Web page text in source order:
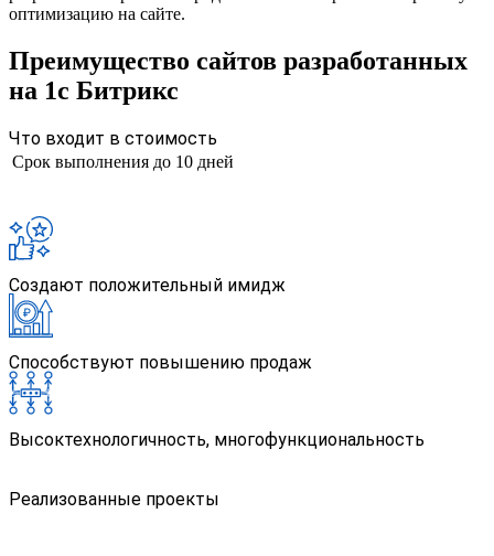
оптимизацию на сайте.
Преимущество сайтов разработанных
на 1с Битрикс
Что входит в стоимость
Срок выполнения до 10 дней
Создают положительный имидж
Способствуют повышению продаж
Высоктехнологичность, многофункциональность
Реализованные проекты